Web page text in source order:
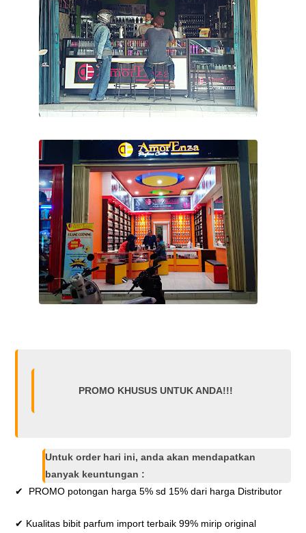
PROMO KHUSUS UNTUK ANDA!!!
Untuk order hari ini, anda akan mendapatkan
banyak keuntungan :
✔ PROMO potongan harga 5% sd 15% dari harga Distributor
✔ Kualitas bibit parfum import terbaik 99% mirip original